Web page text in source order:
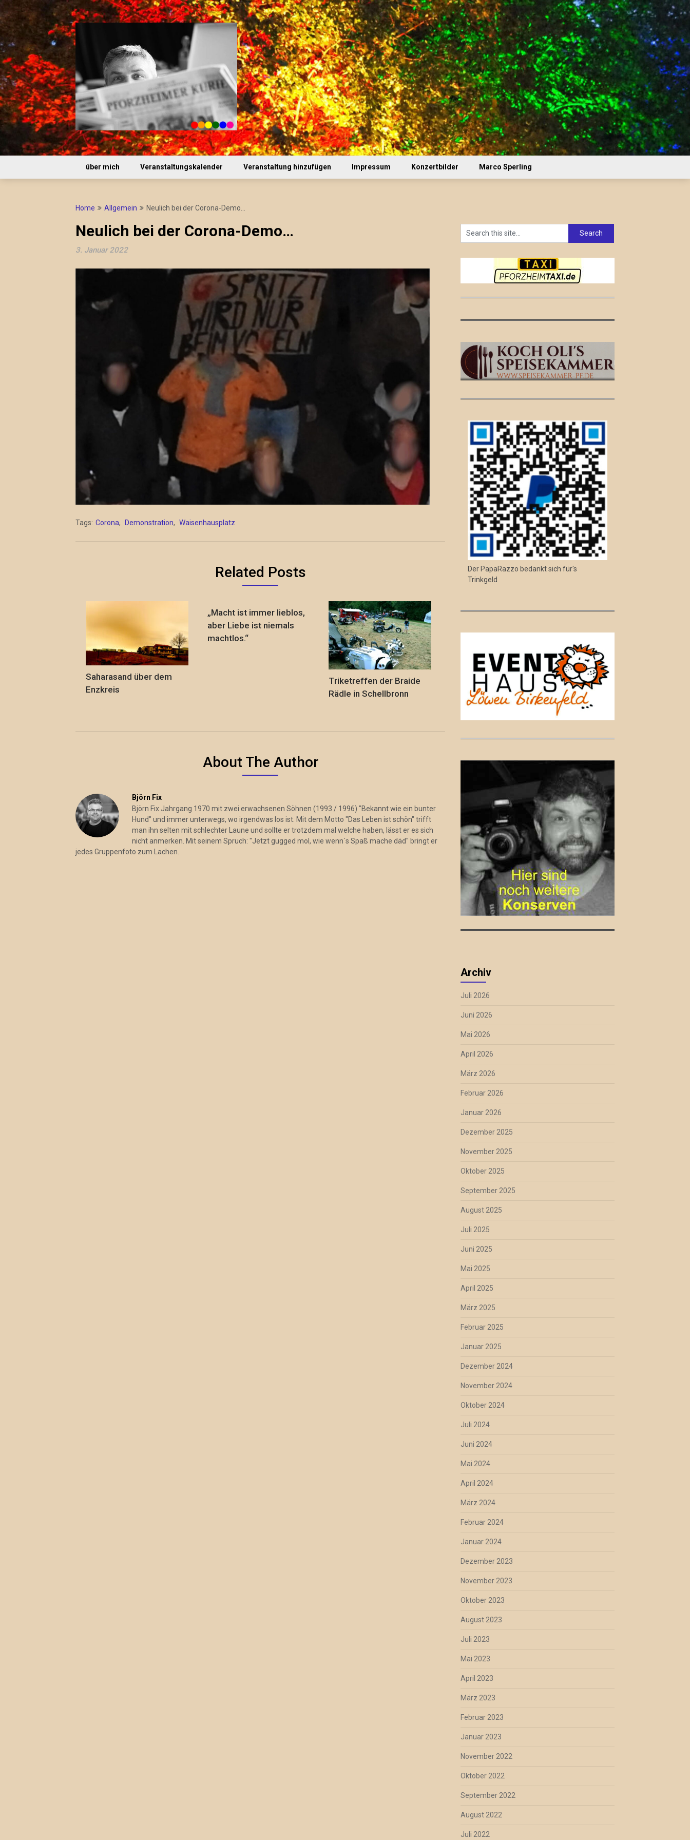
to
content
über mich Veranstaltungskalender Veranstaltung hinzufügen Impressum Konzertbilder Marco Sperling
Home Allgemein Neulich bei der Corona-Demo…
Neulich bei der Corona-Demo…
3. Januar 2022
Tags: Corona, Demonstration, Waisenhausplatz
Related Posts
Saharasand über dem
Enzkreis
„Macht ist immer lieblos,
aber Liebe ist niemals
machtlos.“
Triketreffen der Braide
Rädle in Schellbronn
About The Author
Björn Fix
Björn Fix Jahrgang 1970 mit zwei erwachsenen Söhnen (1993 / 1996) "Bekannt wie ein bunter
Hund" und immer unterwegs, wo irgendwas los ist. Mit dem Motto "Das Leben ist schön" trifft
man ihn selten mit schlechter Laune und sollte er trotzdem mal welche haben, lässt er es sich
nicht anmerken. Mit seinem Spruch: "Jetzt gugged mol, wie wenn´s Spaß mache däd" bringt er
jedes Gruppenfoto zum Lachen.
Der PapaRazzo bedankt sich für's
Trinkgeld
Archiv
Juli 2026
Juni 2026
Mai 2026
April 2026
März 2026
Februar 2026
Januar 2026
Dezember 2025
November 2025
Oktober 2025
September 2025
August 2025
Juli 2025
Juni 2025
Mai 2025
April 2025
März 2025
Februar 2025
Januar 2025
Dezember 2024
November 2024
Oktober 2024
Juli 2024
Juni 2024
Mai 2024
April 2024
März 2024
Februar 2024
Januar 2024
Dezember 2023
November 2023
Oktober 2023
August 2023
Juli 2023
Mai 2023
April 2023
März 2023
Februar 2023
Januar 2023
November 2022
Oktober 2022
September 2022
August 2022
Juli 2022